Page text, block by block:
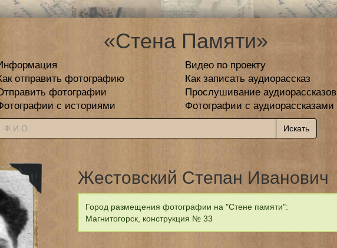
«Стена Памяти»
Видео по проекту
отправить фотографию
Как записать аудиорассказ
фотографии
Прослушивание аудиорассказов
с историями
Фотографии с аудиорассказами
Жестовский Степан Иванович
Город размещения фотографии на "Стене памяти":
Магнитогорск, конструкция № 33